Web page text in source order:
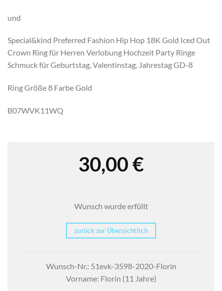
und
Special&kind Preferred Fashion Hip Hop 18K Gold Iced Out
Crown Ring für Herren Verlobung Hochzeit Party Ringe
Schmuck für Geburtstag, Valentinstag, Jahrestag GD-8
Ring Größe 8 Farbe Gold
B07WVK11WQ
30,00€
Wunsch wurde erfüllt
zurück zur Übersichtlich
Wunsch-Nr.: 51evk-3598-2020-Florin
Vorname: Florin (11 Jahre)